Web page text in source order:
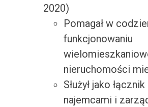
2020)
Pomagał w
funkcjonowaniu
nieruchomości
Służył jako
najemcami i